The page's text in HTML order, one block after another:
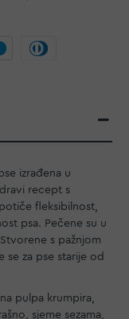
izrađena u
recept s
fleksibilnost,
psa. Pečene su u
s pažnjom
se za pse starije od
pulpa krumpira,
sjeme sezama,